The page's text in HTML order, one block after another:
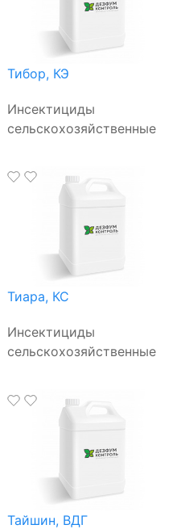
Тибор, КЭ
Инсектициды
сельскохозяйственные
Тиара, КС
Инсектициды
сельскохозяйственные
Тайшин, ВДГ